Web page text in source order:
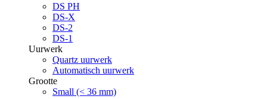
DS PH
DS-X
DS-2
DS-1
Uurwerk
Quartz uurwerk
Automatisch uurwerk
Grootte
Small (< 36 mm)